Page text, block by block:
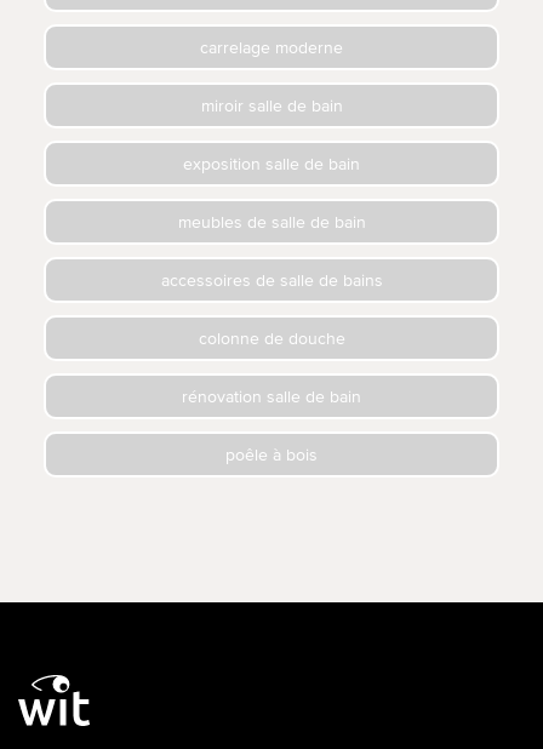
carrelage moderne
miroir salle de bain
exposition salle de bain
meubles de salle de bain
accessoires de salle de bains
colonne de douche
rénovation salle de bain
poêle à bois